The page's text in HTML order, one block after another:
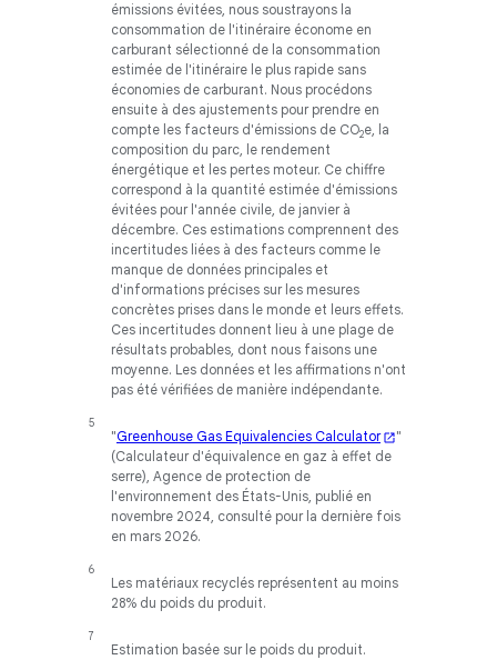
émissions évitées, nous soustrayons la
consommation de l'itinéraire économe en
carburant sélectionné de la consommation
estimée de l'itinéraire le plus rapide sans
économies de carburant. Nous procédons
ensuite à des ajustements pour prendre en
compte les facteurs d'émissions de CO2e, la
composition du parc, le rendement
énergétique et les pertes moteur. Ce chiffre
correspond à la quantité estimée d'émissions
évitées pour l'année civile, de janvier à
décembre. Ces estimations comprennent des
incertitudes liées à des facteurs comme le
manque de données principales et
d'informations précises sur les mesures
concrètes prises dans le monde et leurs effets.
Ces incertitudes donnent lieu à une plage de
résultats probables, dont nous faisons une
moyenne. Les données et les affirmations n'ont
pas été vérifiées de manière indépendante.
"Greenhouse Gas Equivalencies Calculator
"
(Calculateur d'équivalence en gaz à effet de
serre), Agence de protection de
l'environnement des États-Unis, publié en
novembre 2024, consulté pour la dernière fois
en mars 2026.
Les matériaux recyclés représentent au moins
28% du poids du produit.
Estimation basée sur le poids du produit.